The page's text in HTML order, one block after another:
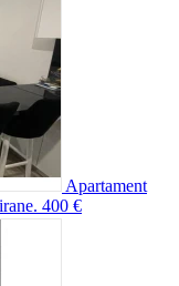
Apartament
400 €